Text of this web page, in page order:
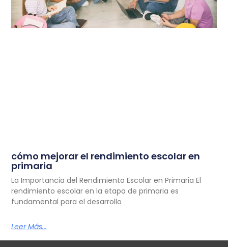
cómo mejorar el rendimiento escolar en
primaria
La Importancia del Rendimiento Escolar en Primaria El
rendimiento escolar en la etapa de primaria es
fundamental para el desarrollo
Leer Más...